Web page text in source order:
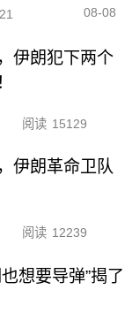
08-08
伊朗犯下两个
阅读 15129
伊朗革命卫队
阅读 12239
想要导弹”揭了